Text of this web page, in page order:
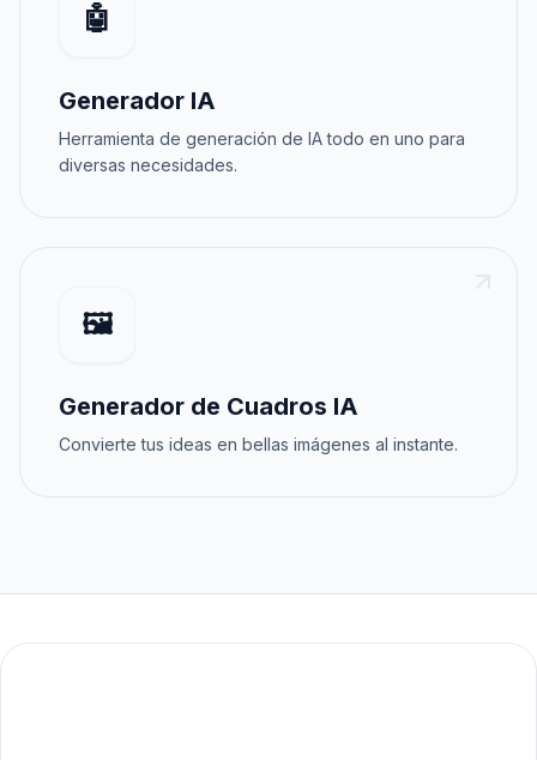
🤖
Generador IA
Herramienta de generación de IA todo en uno para
diversas necesidades.
🖼️
Generador de Cuadros IA
Convierte tus ideas en bellas imágenes al instante.